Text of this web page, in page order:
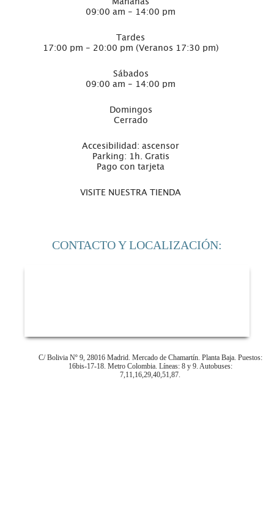
Mañanas
09:00 am - 14:00 pm
Tardes
17:00 pm - 20:00 pm (Veranos 17:30 pm)
Sábados
09:00 am - 14:00 pm
Domingos
Cerrado
Accesibilidad: ascensor
Parking: 1h. Gratis
Pago con tarjeta
VISITE NUESTRA TIENDA
CONTACTO Y LOCALIZACIÓN:
C/ Bolivia Nº 9, 28016 Madrid. Mercado de Chamartín. Planta Baja. Puestos:
16bis-17-18. Metro Colombia. Líneas: 8 y 9. Autobuses:
7,11,16,29,40,51,87.